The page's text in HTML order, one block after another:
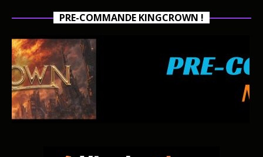
PRE-COMMANDE KINGCROWN !